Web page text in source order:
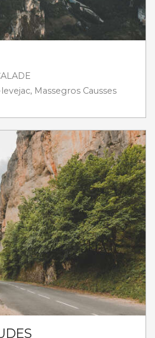
Massegros Causses